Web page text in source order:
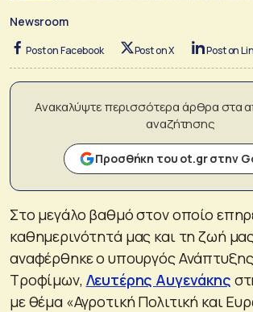
Newsroom
Post on Facebook Post on X Post on
Ανακαλύψτε περισσότερα άρθρα στα
αναζήτησης
Προσθήκη του ot.gr στην
Στο μεγάλο βαθμό στον οποίο
καθημερινότητά μας και τη ζωή
αναφέρθηκε ο υπουργός Ανάπτυξης
Τροφίμων, Λευτέρης Αυγενάκης
με θέμα «Αγροτική Πολιτική και